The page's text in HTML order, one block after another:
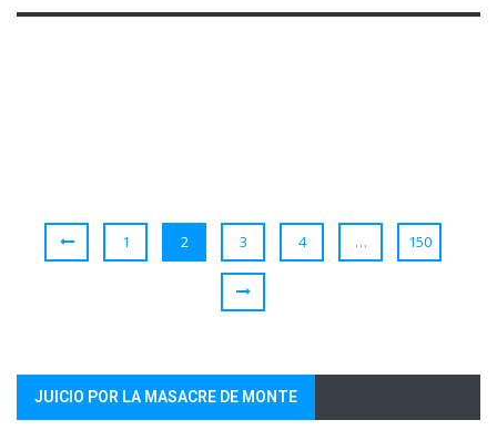
1 2 3 4 … 150
JUICIO POR LA MASACRE DE MONTE